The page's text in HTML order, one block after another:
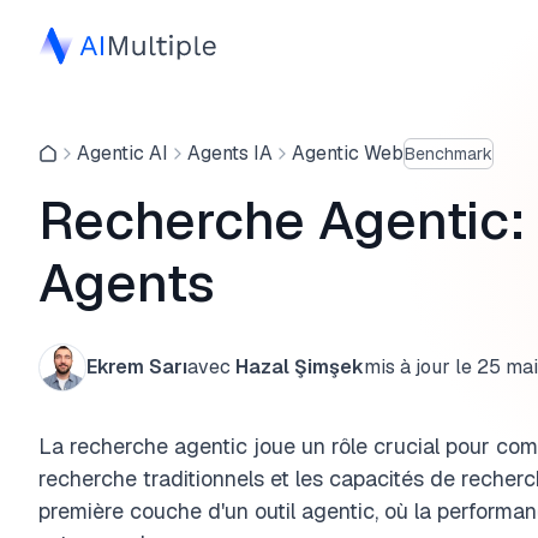
Agentic AI Agents IA Agentic WebBenchmark
Recherche
Agents
Ekrem Sarıavec Hazal Şimşekmis à jour le 25
La recherche agentic joue un rôle crucial pour
recherche traditionnels et les capacités de
première couche d'un outil agentic, où la